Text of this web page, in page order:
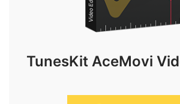
TunesKit AceMovi